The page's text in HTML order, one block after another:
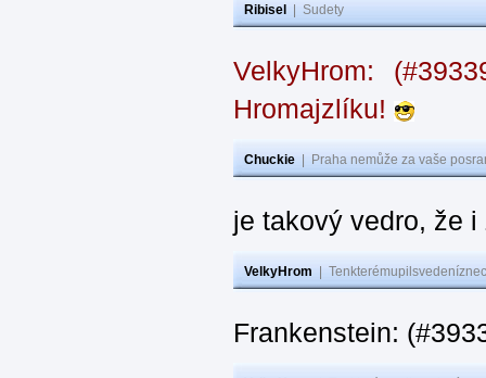
Ribisel Sudety
VelkyHrom:
Hromajzlíku!
Chuckie Praha nemůže za vaše
je takový vedro, že
VelkyHrom
Frankenstein: